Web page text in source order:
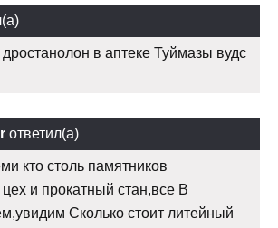
в аптеке Туймазы вудс
ответил(а)
кто столь памятников
и прокатный стан,все В
Сколько стоит литейный